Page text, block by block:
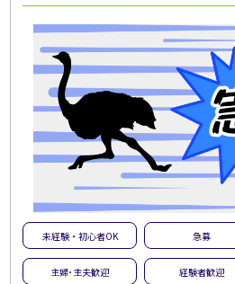
未経験・初心者OK 急募
主婦･主夫歓迎 経験者歓迎